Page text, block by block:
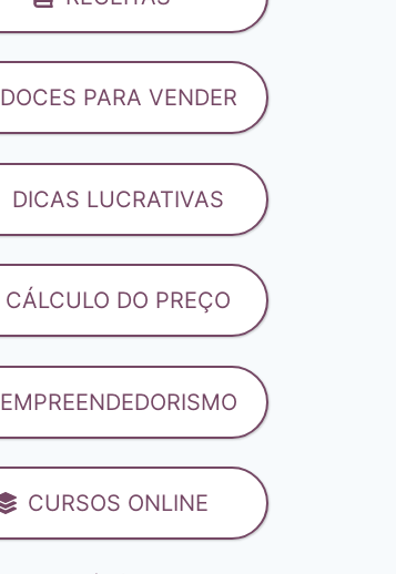
DOCES PARA VENDER
DICAS LUCRATIVAS
CÁLCULO DO PREÇO
EMPREENDEDORISMO
CURSOS ONLINE